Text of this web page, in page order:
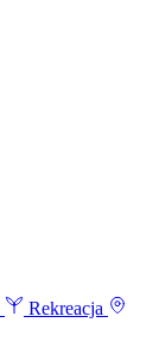
Rekreacja